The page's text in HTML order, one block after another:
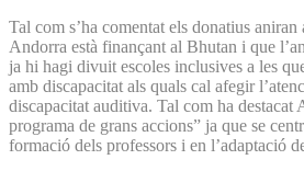
Tal com s’ha comentat els donatius
Andorra està finançant al Bhutan i que
ja hi hagi divuit escoles inclusives a les
amb discapacitat als quals cal afegir
discapacitat auditiva. Tal com ha destacat
programa de grans accions” ja que se
formació dels professors i en l’adaptació